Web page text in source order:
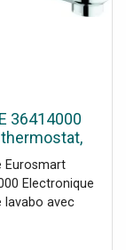
36414000
Eurosmart
Electronique
lavabo avec
nombreuses